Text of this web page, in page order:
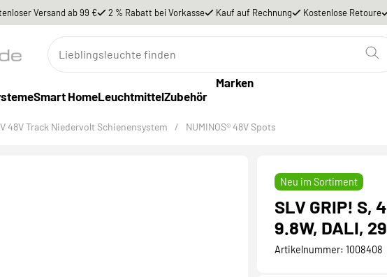
Versand ab 99 € 2 % Rabatt bei Vorkasse Kauf auf Rechnung Kostenlose Retoure
Smart HomeLeuchtmittelZubehör
Marken
48V Track Niedervolt Schienensystem / NUMINOS® 48V Spots
Neu im Sortiment
SLV GRIP! S,
9.8W, DALI,
Artikelnummer: 1008408